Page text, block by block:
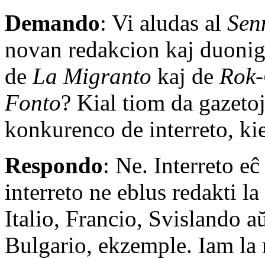
Demando: Vi aludas al
novan redakcion kaj
de La Migranto kaj de
Fonto? Kial tiom da
konkurenco de interreto,
Respondo: Ne. Interreto
interreto ne eblus redakti
Italio, Francio, Svislando
Bulgario, ekzemple. Iam la